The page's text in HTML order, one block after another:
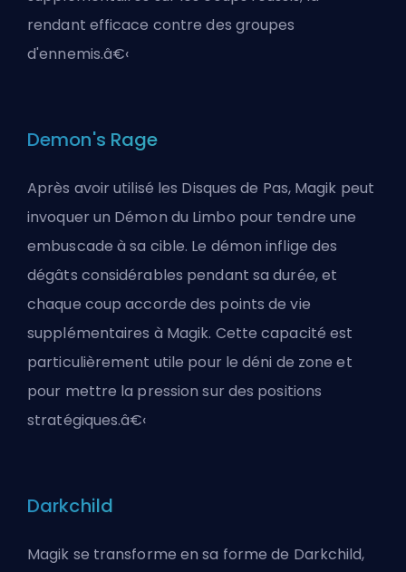
rendant efficace contre des groupes
d'ennemis.â€‹
Demon's Rage
Après avoir utilisé les Disques de Pas, Magik peut
invoquer un Démon du Limbo pour tendre une
embuscade à sa cible. Le démon inflige des
dégâts considérables pendant sa durée, et
chaque coup accorde des points de vie
supplémentaires à Magik. Cette capacité est
particulièrement utile pour le déni de zone et
pour mettre la pression sur des positions
stratégiques.â€‹
Darkchild
Magik se transforme en sa forme de Darkchild,